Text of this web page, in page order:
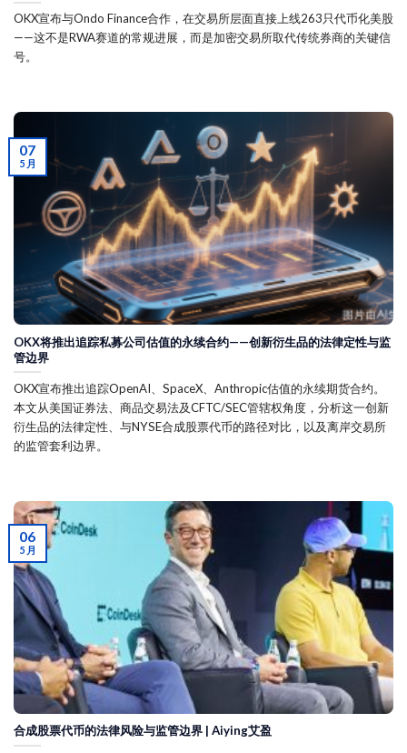
OKX宣布与Ondo Finance合作，在交易所层面直接上线263只代币化美股
——这不是RWA赛道的常规进展，而是加密交易所取代传统券商的关键信
号。
OKX将推出追踪私募公司估值的永续合约——创新衍生品的法律定性与监
管边界
OKX宣布推出追踪OpenAI、SpaceX、Anthropic估值的永续期货合约。
本文从美国证券法、商品交易法及CFTC/SEC管辖权角度，分析这一创新
衍生品的法律定性、与NYSE合成股票代币的路径对比，以及离岸交易所
的监管套利边界。
07
5 月
合成股票代币的法律风险与监管边界 | Aiying艾盈
06
5 月